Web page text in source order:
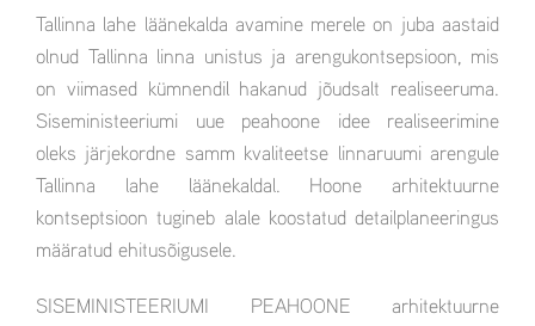
Tallinna lahe läänekalda avamine merele on juba aastaid
olnud Tallinna linna unistus ja arengukontsepsioon, mis
on viimased kümnendil hakanud jõudsalt realiseeruma.
Siseministeeriumi uue peahoone idee realiseerimine
oleks järjekordne samm kvaliteetse linnaruumi arengule
Tallinna lahe läänekaldal. Hoone arhitektuurne
kontseptsioon tugineb alale koostatud detailplaneeringus
määratud ehitusõigusele.
SISEMINISTEERIUMI PEAHOONE arhitektuurne